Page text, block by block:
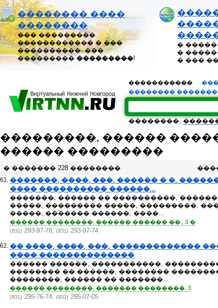
�������� ����
��������
��� ���������
������������ � ���
����������. ���
������������������!
�
�
� ���
�����������
��������
��������,
���������, ������
������ ���������
� ������� 228 ��������
�������, ����, ���, ������ � �.
���� ���������� ������...
�������, ������ �� ����������,
�����, ��������� �����, ���������,
�����, ������� ������, ����...
������ ��������, ������ ������ ��., 3 �
(831) 293-97-78, (831) 293-97-74
�� ����, ����, ���, �������������
���� ��������������
������ ������, �����������,
�������� �� ������, ��������
��������, ������ �� �������...
������ ��������, ������� ��������, 3
(831) 295-76-74, (831) 295-07-05